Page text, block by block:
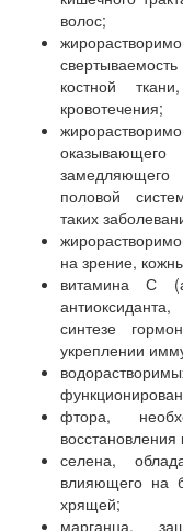
волос;
костной
кровотечения;
половой
таких
на зрение,
витамина С
синтезе
укреплении
фтора,
восстановления
селена,
влияющего на
хрящей;
марганца,